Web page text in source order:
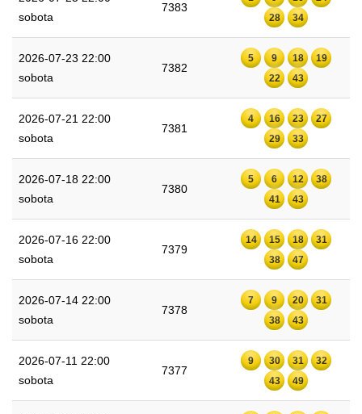
sobota
7383
28
34
2026-07-23 22:00
sobota
7382
5 9 18
19
22
43
2026-07-21 22:00
sobota
7381
4 16 23
27
29
33
2026-07-18 22:00
sobota
7380
5 6 12
38
41
43
2026-07-16 22:00
sobota
7379
14 15 18
31
38
47
2026-07-14 22:00
sobota
7378
7 9 20
31
38
43
2026-07-11 22:00
sobota
7377
9 30 31
32
43
49